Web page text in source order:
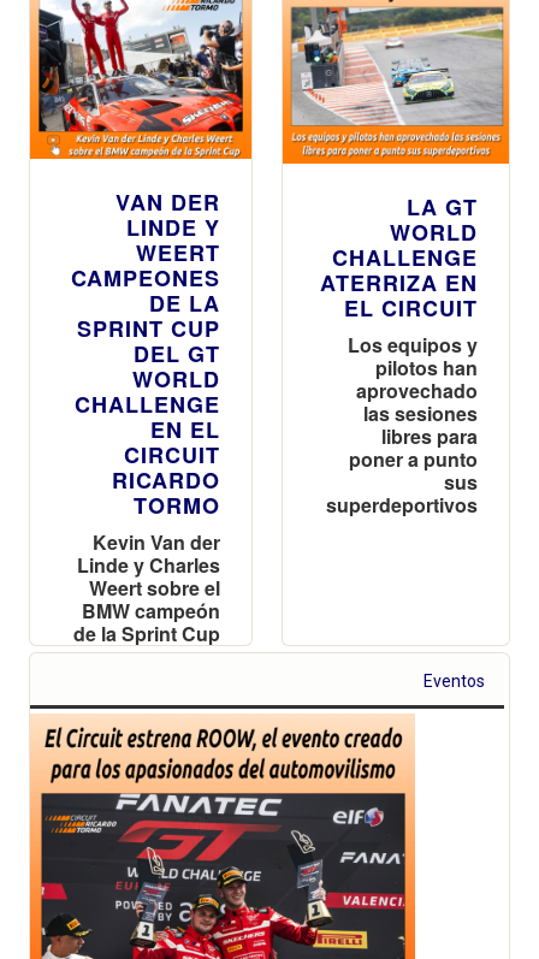
VAN DER
LINDE Y
WEERT
CAMPEONES
DE LA
SPRINT CUP
DEL GT
WORLD
CHALLENGE
EN EL
CIRCUIT
RICARDO
TORMO
Kevin Van der
Linde y Charles
Weert sobre el
BMW campeón
de la Sprint Cup
LA GT
WORLD
CHALLENGE
ATERRIZA EN
EL CIRCUIT
Los equipos y
pilotos han
aprovechado
las sesiones
libres para
poner a punto
sus
superdeportivos
Eventos